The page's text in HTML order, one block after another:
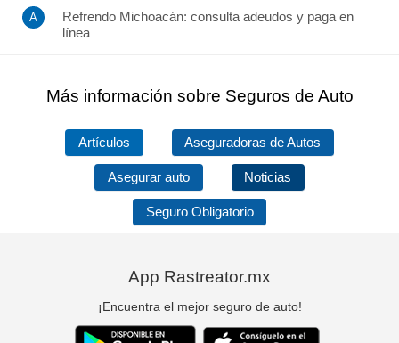
Refrendo Michoacán: consulta adeudos y paga en
línea
Más información sobre Seguros de Auto
Artículos Aseguradoras de Autos
Asegurar auto Noticias
Seguro Obligatorio
App Rastreator.mx
¡Encuentra el mejor seguro de auto!